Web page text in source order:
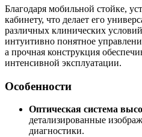
Благодаря мобильной стойке,
кабинету, что делает его
различных клинических
интуитивно понятное
а прочная конструкция
интенсивной эксплуатации.
Особенности
Оптическая система
детализированные
диагностики.